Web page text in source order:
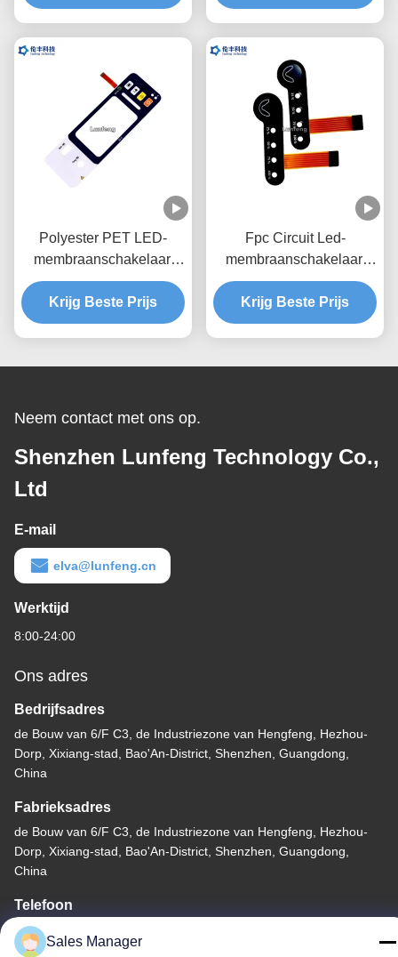
Douane FPC LEIDEN
Polyester PET LED-
membraanschakelaar,
aangepaste
ontwerpsleutelmembraan
schakelaar
Krijg Beste Prijs
Fpc Circuit Led-
membraanschakelaar,
mat oppervlak
membraanschakelaartoet
senbord
Krijg Beste Prijs
Neem contact met ons op.
Shenzhen Lunfeng Technology Co.,
Ltd
E-mail
elva@lunfeng.cn
Werktijd
8:00-24:00
Ons adres
Bedrijfsadres
de Bouw van 6/F C3, de Industriezone van Hengfeng, Hezhou-
Dorp, Xixiang-stad, Bao'An-District, Shenzhen, Guangdong,
China
Fabrieksadres
de Bouw van 6/F C3, de Industriezone van Hengfeng, Hezhou-
Dorp, Xixiang-stad, Bao'An-District, Shenzhen, Guangdong,
China
Telefoon
86--13662697476
Sales Manager